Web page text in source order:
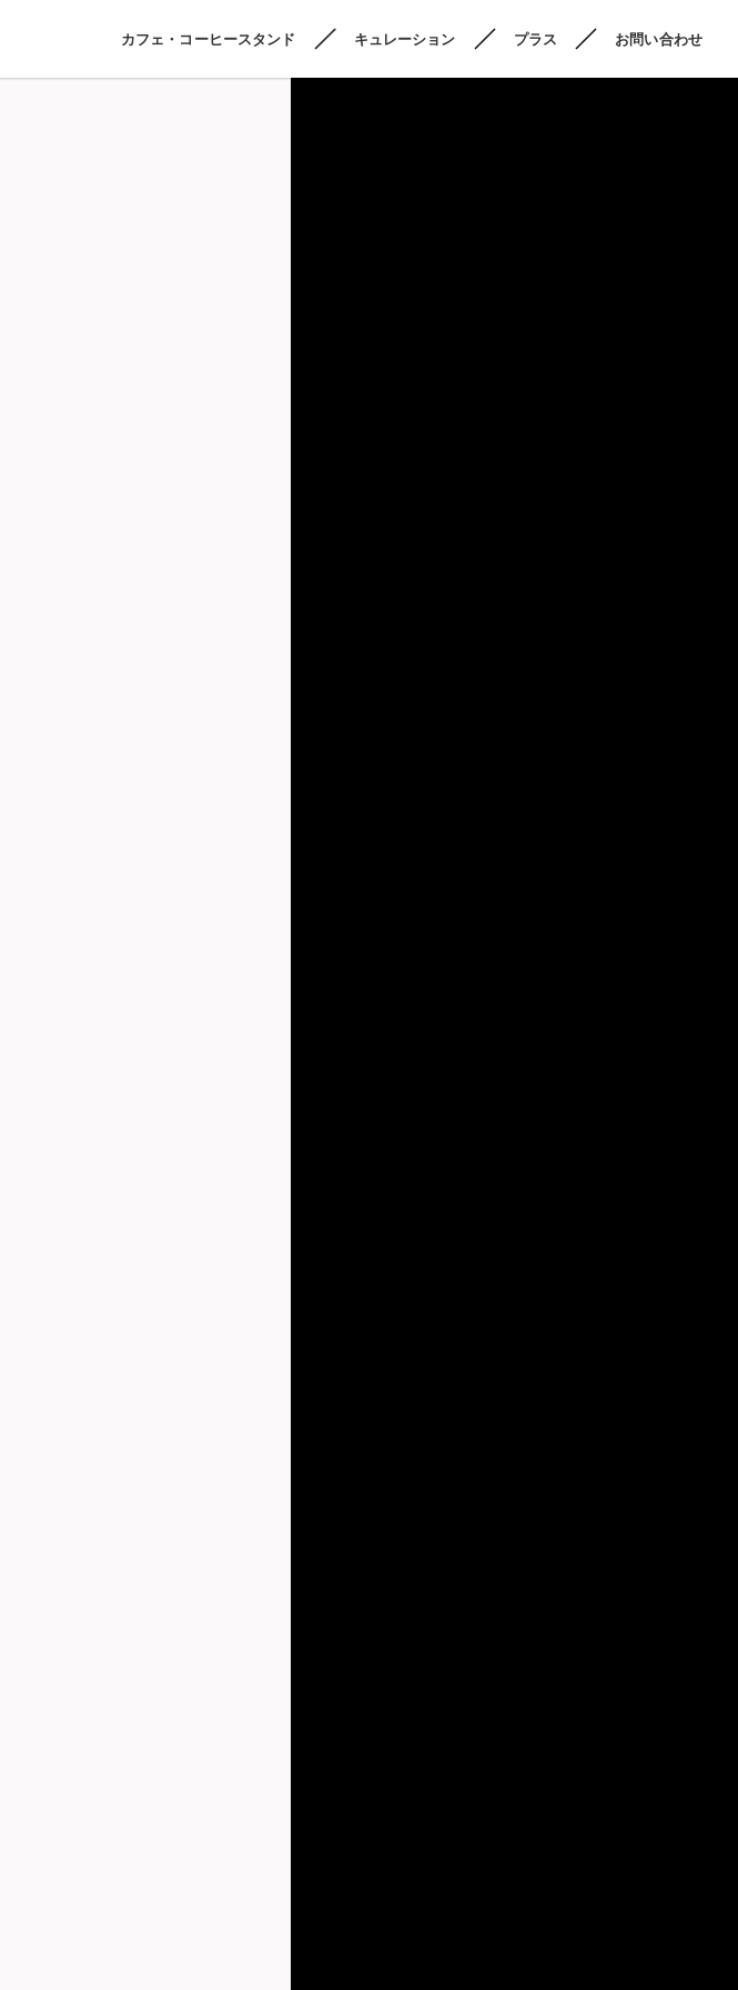
カフェ・コーヒースタンド キュレーション プラス お問い合わせ